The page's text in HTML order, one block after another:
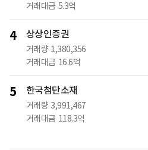
거래대금 5.3억
4 상상인증권
거래량 1,380,356
거래대금 16.6억
5 한국첨단소재
거래량 3,991,467
거래대금 118.3억